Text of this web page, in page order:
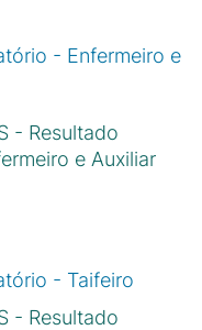
- Enfermeiro e
- Resultado
e Auxiliar
- Taifeiro
- Resultado